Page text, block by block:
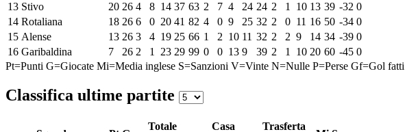
13 Stivo 20 26 4 8 14 37 63 2 7 4 24 24 2 1 10 13 39 -32 0
14 Rotaliana 18 26 6 0 20 41 82 4 0 9 25 32 2 0 11 16 50 -34 0
15 Alense 13 26 3 4 19 25 66 1 2 10 11 32 2 2 9 14 34 -39 0
16 Garibaldina 7 26 2 1 23 29 99 0 0 13 9 39 2 1 10 20 60 -45 0
Pt=Punti G=Giocate Mi=Media inglese S=Sanzioni V=Vinte N=Nulle P=Perse Gf=Gol fatti
Classifica ultime partite
Totale Casa Trasferta